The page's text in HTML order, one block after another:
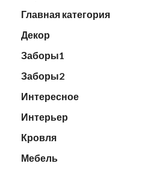
Главная категория
Декор
Заборы1
Заборы2
Интересное
Интерьер
Кровля
Мебель